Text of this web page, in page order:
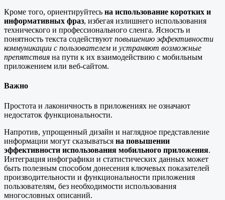
Кроме того, ориентируйтесь на использование коротких и
информативных фраз, избегая излишнего использования
технического и профессионального сленга. Ясность и
понятность текста содействуют повышению эффективности
коммуникации с пользователем и устраняют возможные
препятствия на пути к их взаимодействию с мобильным
приложением или веб-сайтом.
Важно
Простота и лаконичность в приложениях не означают
недостаток функциональности.
Напротив, упрощенный дизайн и наглядное представление
информации могут сказываться на повышении
эффективности использования мобильного приложения.
Интеграция инфографики и статистических данных может
быть полезным способом донесения ключевых показателей
производительности и функциональности приложения
пользователям, без необходимости использования
многословных описаний.